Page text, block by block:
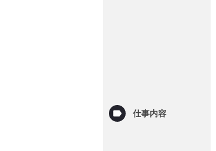
仕事内容